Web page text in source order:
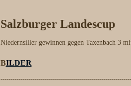
Salzburger Landescup
Niedernsiller gewinnen gegen Taxenbach 3
BILDER